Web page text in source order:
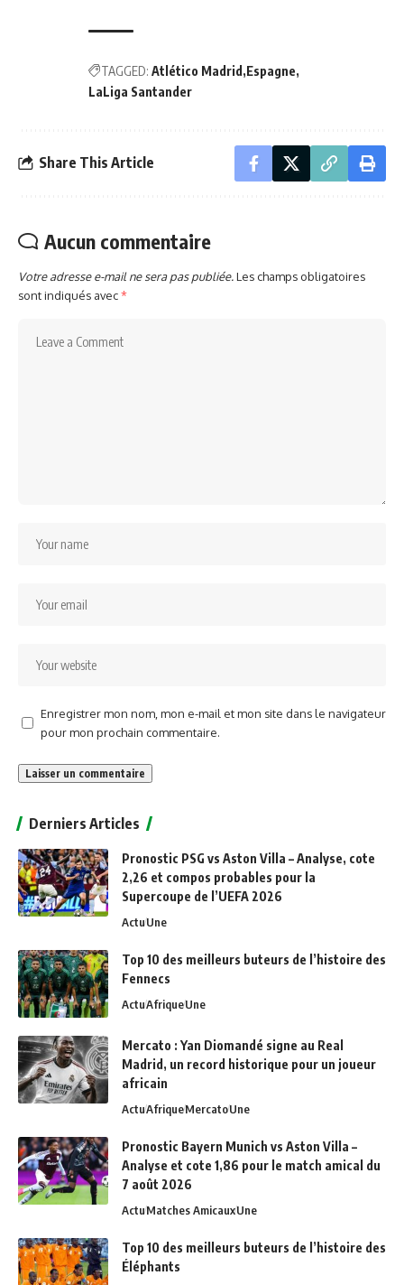
TAGGED: Atlético Madrid Espagne
LaLiga Santander
Share This Article
Aucun commentaire
Votre adresse e-mail ne sera pas publiée.Les champs obligatoires
sont indiqués avec*
Enregistrer mon nom, mon e-mail et mon site dans le navigateur
pour mon prochain commentaire.
Derniers Articles
Pronostic PSG vs Aston Villa – Analyse, cote
2,26 et compos probables pour la
Supercoupe de l’UEFA 2026
ActuUne
Top 10 des meilleurs buteurs de l’histoire des
Fennecs
ActuAfriqueUne
Mercato : Yan Diomandé signe au Real
Madrid, un record historique pour un joueur
africain
ActuAfriqueMercatoUne
Pronostic Bayern Munich vs Aston Villa –
Analyse et cote 1,86 pour le match amical du
7 août 2026
ActuMatches AmicauxUne
Top 10 des meilleurs buteurs de l’histoire des
Éléphants